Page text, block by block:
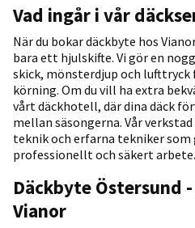
Vad ingår i vår
När du bokar däckbyte hos
bara ett hjulskifte. Vi gör en
skick, mönsterdjup och
körning. Om du vill ha extra
vårt däckhotell, där dina däck
mellan säsongerna. Vår
teknik och erfarna tekniker
professionellt och säkert arbete.
Däckbyte Östersund
Vianor